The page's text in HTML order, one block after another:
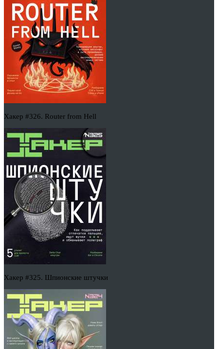
Хакер #326. Router from Hell
Хакер #325. Шпионские штучки